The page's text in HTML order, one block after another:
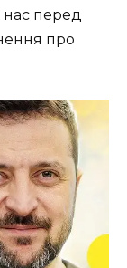
нас перед
про